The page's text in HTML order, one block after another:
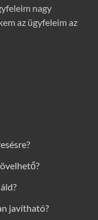
nagy
az ügyfeleim az
javítható?